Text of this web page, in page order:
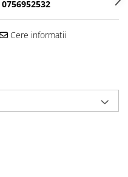
0756952532
Cere informatii